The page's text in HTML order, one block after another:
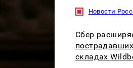
Новости
Сбер
складах